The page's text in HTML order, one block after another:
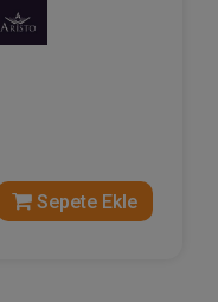
Sepete Ekle